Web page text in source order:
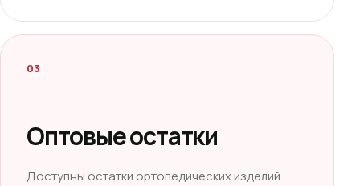
03
Оптовые остатки
Доступны остатки ортопедических изделий.